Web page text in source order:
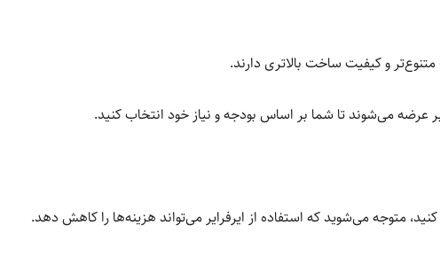
و کیفیت ساخت بالاتری دارند.
عرضه می‌شوند تا شما بر اساس بودجه و نیاز خود انتخاب کنید.
متوجه می‌شوید که استفاده از ایرفرایر می‌تواند هزینه‌ها را کاهش دهد.